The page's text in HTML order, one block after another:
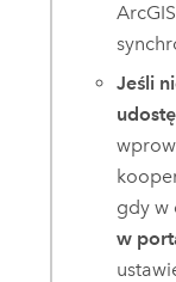
Jeśli
gdy w
w